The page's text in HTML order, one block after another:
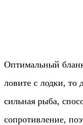
Оптимальный
ловите с лодки, то
сильная рыба,
сопротивление,